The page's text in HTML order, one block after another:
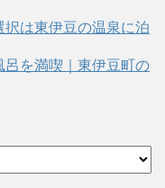
は東伊豆の温泉に泊
を満喫｜東伊豆町の